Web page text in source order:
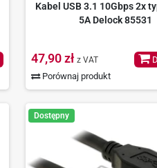
Kabel USB 3.1 10Gbps 2x
5A Delock 85531
47,90 zł z VAT
Porównaj produkt
Dostępny